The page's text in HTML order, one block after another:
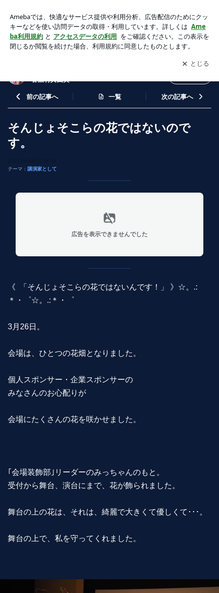
て、そして女性として～香葉村真由美～
アプリをダウンロードして ブログの更新通知
を受け取りまし
ょう。
開く
香葉村真由美～
前の記事へ 一覧 次の記事へ
そんじょそこらの花ではないので
す。
テーマ： 講演家として
広告を表示できませんでした
《 「そんじょそこらの花ではないんです！」 》☆。.:
＊・゜☆。.:＊・゜
3月26日。
会場は、ひとつの花畑となりました。
個人スポンサー・企業スポンサーの
みなさんのお心配りが
会場にたくさんの花を咲かせました。
｢会場装飾部｣リーダーのみっちゃんのもと。
受付から舞台、演台にまで、花が飾られました。
舞台の上の花は、それは、綺麗で大きくて優しくて･･･。
舞台の上で、私を守ってくれました。